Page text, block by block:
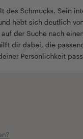
des Schmucks. Sein
hebt sich deutlich
der Suche nach
dir dabei, die
Persönlichkeit